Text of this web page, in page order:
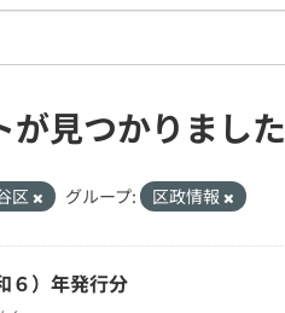
が見つかりました
区 グループ: 区政情報
６）年発行分